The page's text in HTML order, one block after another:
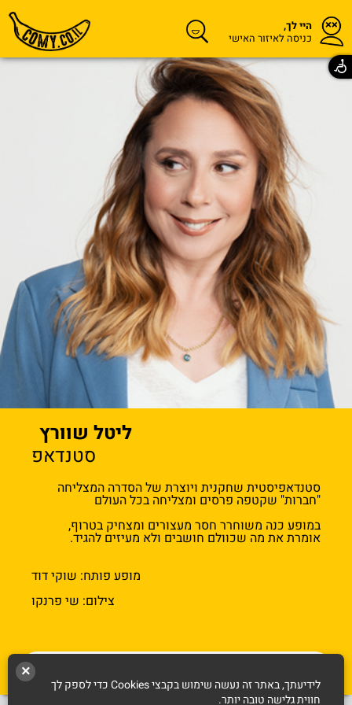
היי לך,
כניסה לאיזור האישי
ליטל שוורץ
סטנדאפ
סטנדאפיסטית שחקנית ויוצרת של הסדרה המצליחה
"חברות" שקטפה פרסים ומצליחה בכל העולם
במופע כנה משוחרר חסר מעצורים ומצחיק בטרוף,
אומרת את מה שכוולם חושבים ולא מעיזים להגיד.
מופע פותח: שוקי דוד
צילום: שי פרנקו
×
לידיעתך, באתר זה נעשה שימוש בקבצי Cookies כדי לספק לך
חווית גלישה טובה יותר.